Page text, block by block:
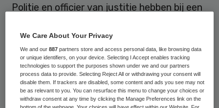
Politie en officier van justitie hebben bij een
Rotterdamse thuiszorginstelling
onvoldoende rekening gehouden met de
gevoeligheden rondom medische gegevens.
Daardoor zijn sommige
onderzoeksgegevens mogelijk niet op de
We Care About Your Privacy
We and our887 partners store and access personal data, like browsing data
or unique identifiers, on your device. Selecting I Accept enables tracking
technologies to support the purposes shown under we and our partners
process data to provide. Selecting Reject All or withdrawing your consent will
disable them. If trackers are disabled, some content and ads you see may not
be as relevant to you. You can resurface this menu to change your choices or
withdraw consent at any time by clicking the Manage Preferences link on the
bottom of the webpage. Your choices will have effect within our Website. For